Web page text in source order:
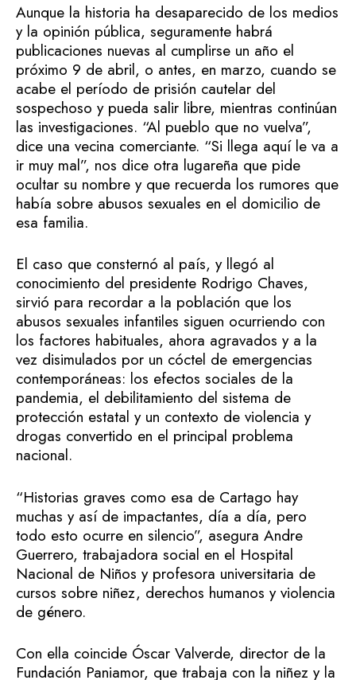
Aunque la historia ha desaparecido de los medios
y la opinión pública, seguramente habrá
publicaciones nuevas al cumplirse un año el
próximo 9 de abril, o antes, en marzo, cuando se
acabe el período de prisión cautelar del
sospechoso y pueda salir libre, mientras continúan
las investigaciones. “Al pueblo que no vuelva”,
dice una vecina comerciante. “Si llega aquí le va a
ir muy mal”, nos dice otra lugareña que pide
ocultar su nombre y que recuerda los rumores que
había sobre abusos sexuales en el domicilio de
esa familia.
El caso que consternó al país, y llegó al
conocimiento del presidente Rodrigo Chaves,
sirvió para recordar a la población que los
abusos sexuales infantiles siguen ocurriendo con
los factores habituales, ahora agravados y a la
vez disimulados por un cóctel de emergencias
contemporáneas: los efectos sociales de la
pandemia, el debilitamiento del sistema de
protección estatal y un contexto de violencia y
drogas convertido en el principal problema
nacional.
“Historias graves como esa de Cartago hay
muchas y así de impactantes, día a día, pero
todo esto ocurre en silencio”, asegura Andre
Guerrero, trabajadora social en el Hospital
Nacional de Niños y profesora universitaria de
cursos sobre niñez, derechos humanos y violencia
de género.
Con ella coincide Óscar Valverde, director de la
Fundación Paniamor, que trabaja con la niñez y la